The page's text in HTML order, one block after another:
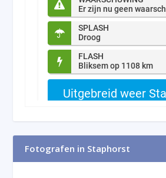
Fotografen in Staphorst